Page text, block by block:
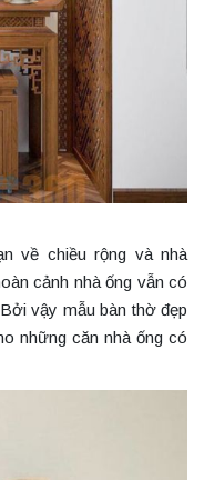
về chiều rộng và nhà
cảnh nhà ống vẫn có
vậy mẫu bàn thờ đẹp
những căn nhà ống có